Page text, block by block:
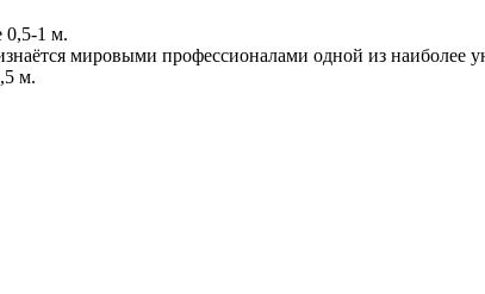
0,5-1 м.
мировыми профессионалами одной из наиболее
м.